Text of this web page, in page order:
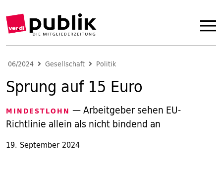
06/2024 Gesellschaft Politik
Sprung auf 15 Euro
MINDESTLOHN — Arbeitgeber sehen EU-
Richtlinie allein als nicht bindend an
19. September 2024